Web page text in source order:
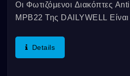
Οι Φωτιζόμενοι Διακόπτες
MPB22 Της DAILYWELL
3A/28VDC....
Details